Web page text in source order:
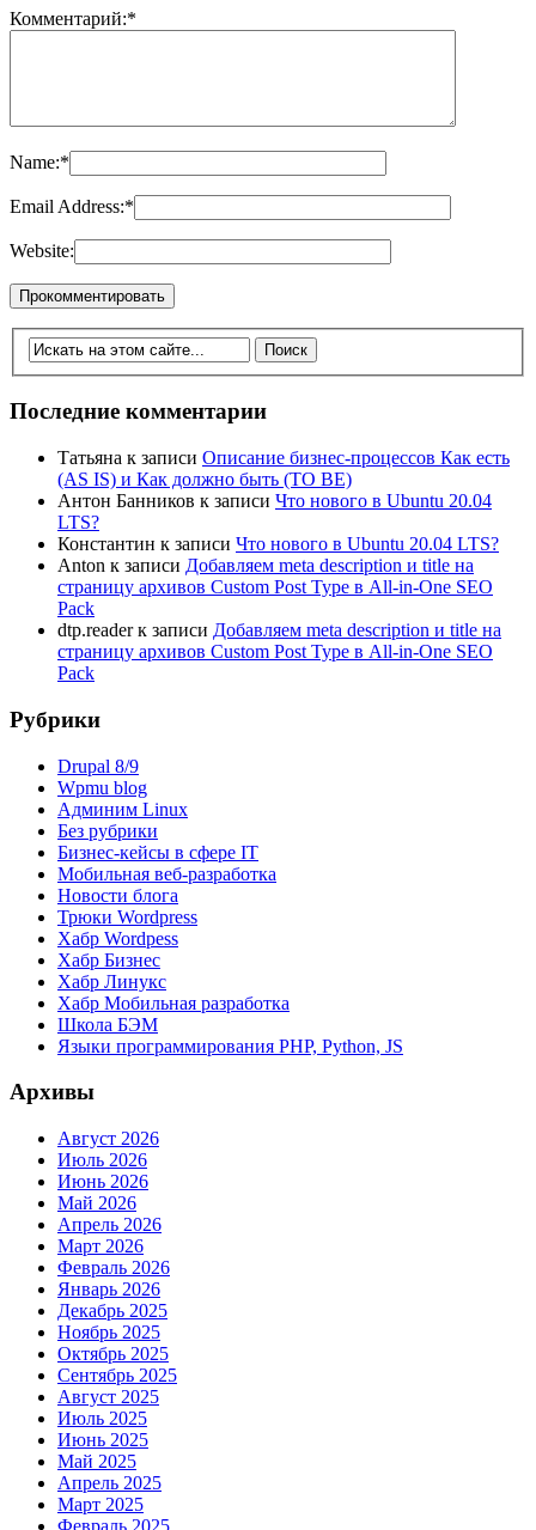
Комментарий:*
Name:*
Email Address:*
Website:
Последние комментарии
Татьяна к записи Описание бизнес-процессов Как есть
(AS IS) и Как должно быть (TO BE)
Антон Банников к записи Что нового в Ubuntu 20.04
LTS?
Константин к записи Что нового в Ubuntu 20.04 LTS?
Anton к записи Добавляем meta description и title на
страницу архивов Custom Post Type в All-in-One SEO
Pack
dtp.readerк записи Добавляем meta description и title на
страницу архивов Custom Post Type в All-in-One SEO
Pack
Рубрики
Drupal 8/9
Wpmu blog
Админим Linux
Без рубрики
Бизнес-кейсы в сфере IT
Мобильная веб-разработка
Новости блога
Трюки Wordpress
Хабр Wordpess
Хабр Бизнес
Хабр Линукс
Хабр Мобильная разработка
Школа БЭМ
Языки программирования PHP, Python, JS
Архивы
Август 2026
Июль 2026
Июнь 2026
Май 2026
Апрель 2026
Март 2026
Февраль 2026
Январь 2026
Декабрь 2025
Ноябрь 2025
Октябрь 2025
Сентябрь 2025
Август 2025
Июль 2025
Июнь 2025
Май 2025
Апрель 2025
Март 2025
Февраль 2025